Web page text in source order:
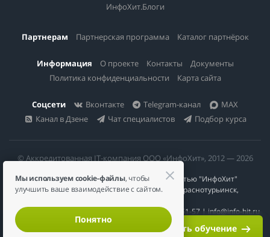
Начать обучение
ИнфоХит.Блоги
Партнерам Партнерская программа Каталог партнёрок
Информация О проекте Контакты
Документы
Политика конфиденциальности
Карта сайта
Соцсети Вконтакте Telegram-канал
MAX
Канал в Дзене
Чат специалистов Подбор курса
© Аккредитованная IT-компания ООО «ИнфоХит», 2012 — 2026
Общество с ограниченной ответственностью "ИнфоХит"
624446, Россия, Свердловская область, г. Краснотурьинск,
ИНН 6617023200 | КПП 661701001 | +7 984 888-51-57 | info@info-hit.ru
Мы используем cookie-файлы, чтобы
улучшить ваше взаимодействие с сайтом.
Понятно